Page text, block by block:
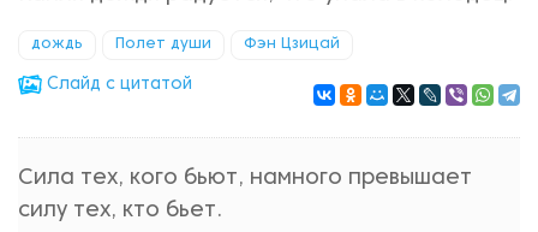
дождь Полет души Фэн Цзицай
Cлайд с цитатой
Сила тех, кого бьют, намного превышает
силу тех, кто бьет.